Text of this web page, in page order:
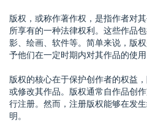
版权，或称作著作权，是指作者对
所享有的一种法律权利。这些作品
影、绘画、软件等。简单来说，版
予他们在一定时期内对其作品的使用
版权的核心在于保护创作者的权益
或修改其作品。版权通常自作品创
行注册。然而，注册版权能够在发
明。